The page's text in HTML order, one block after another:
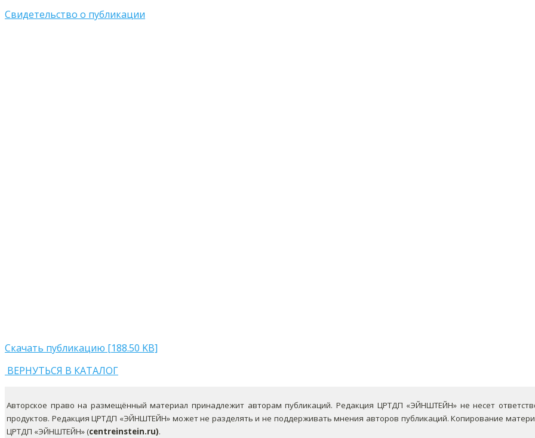
Свидетельство о публикации
Скачать публикацию [188.50 KB]
ВЕРНУТЬСЯ В КАТАЛОГ
Авторское право на размещённый материал принадлежит авторам публикаций. Редакция ЦРТДП «ЭЙНШТЕЙН» не несет
продуктов. Редакция ЦРТДП «ЭЙНШТЕЙН» может не разделять и не поддерживать мнения авторов публикаций.Копирование
ЦРТДП «ЭЙНШТЕЙН» (centreinstein.ru).